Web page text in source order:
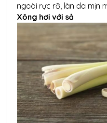
ngoài rực rỡ, làn da mịn
Xông hơi với sả